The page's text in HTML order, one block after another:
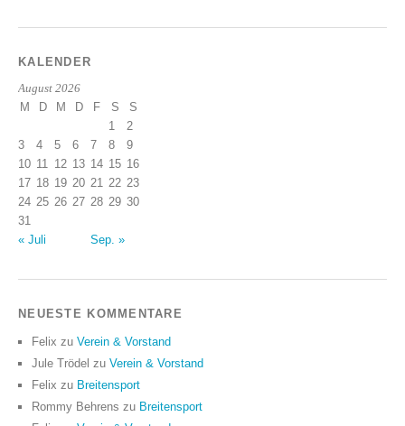
KALENDER
August 2026
M D M D F S
S
1
2
3
4 5 6 7 8
9
10 11 12 13 14 15 16
17 18 19 20 21 22 23
24 25 26 27 28 29 30
31
« Juli
Sep. »
NEUESTE KOMMENTARE
Felix zu Verein & Vorstand
Jule Trödel zu Verein & Vorstand
Felix zu Breitensport
Rommy Behrens zu Breitensport